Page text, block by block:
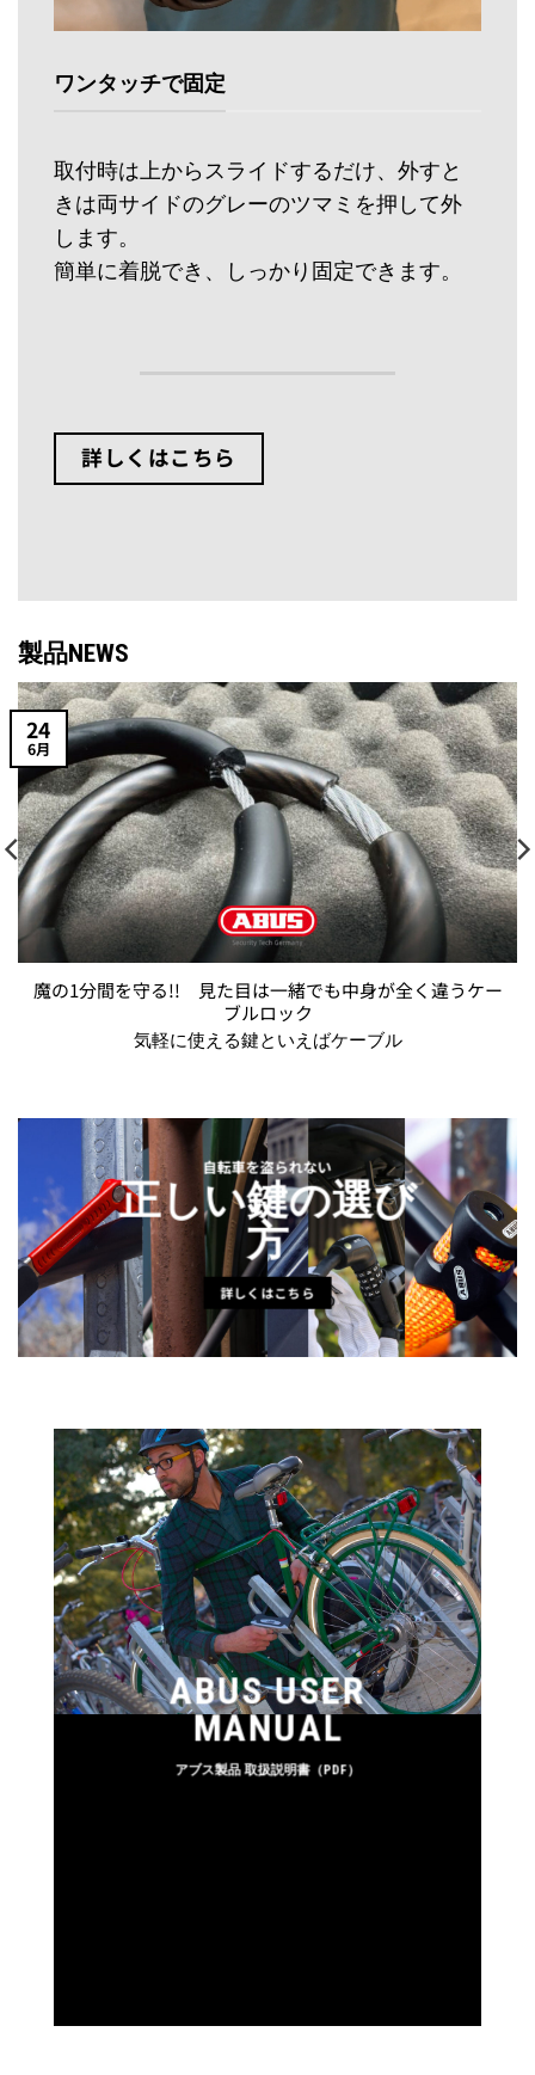
ワンタッチで固定
取付時は上からスライドするだけ、外すと
きは両サイドのグレーのツマミを押して外
します。
簡単に着脱でき、しっかり固定できます。
詳しくはこちら
製品NEWS
魔の1分間を守る!! 見た目は一緒でも中身が全く違うケー
ブルロック
気軽に使える鍵といえばケーブル
24
6月
自転車を盗られない
正しい鍵の選び
方
詳しくはこちら
ABUS USER
MANUAL
アブス製品 取扱説明書（PDF）